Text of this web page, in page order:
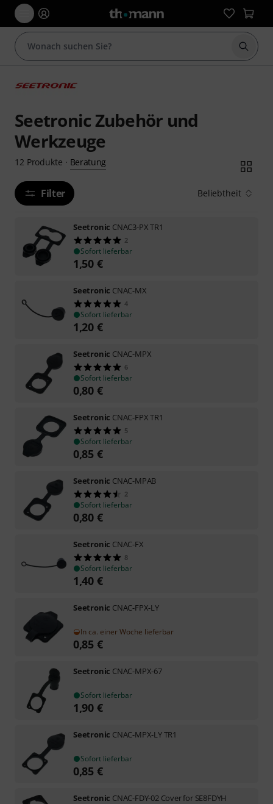
Suche
Seetronic Zubehör und
Werkzeuge
12 Produkte · Beratung
Filter Beliebtheit
Seetronic CNAC3-PX TR1
2
Sofort lieferbar
1,50 €
Seetronic CNAC-MX
4
Sofort lieferbar
1,20 €
Seetronic CNAC-MPX
6
Sofort lieferbar
0,80 €
Seetronic CNAC-FPX TR1
5
Sofort lieferbar
0,85 €
Seetronic CNAC-MPAB
2
Sofort lieferbar
0,80 €
Seetronic CNAC-FX
8
Sofort lieferbar
1,40 €
Seetronic CNAC-FPX-LY
In ca. einer Woche lieferbar
0,85 €
Seetronic CNAC-MPX-67
Sofort lieferbar
1,90 €
Seetronic CNAC-MPX-LY TR1
Sofort lieferbar
0,85 €
Seetronic CNAC-FDY-02 Cover for SE8FDYH